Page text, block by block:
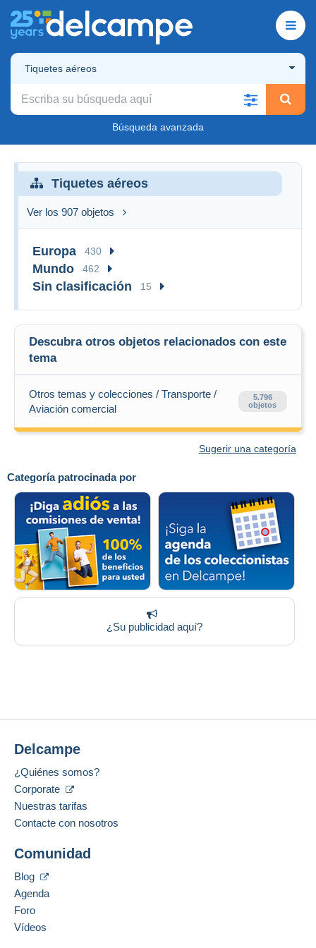
Tiquetes aéreos
Búsqueda avanzada
Categoría patrocinada por
¿Su publicidad aquí?
Tiquetes aéreos
Ver los 907 objetos
Europa 430
Mundo 462
Sin clasificación 15
Descubra otros objetos relacionados con este
tema
Otros temas y colecciones / Transporte /
Aviación comercial
5.796
objetos
Sugerir una categoría
Delcampe
¿Quiénes somos?
Corporate
Nuestras tarifas
Contacte con nosotros
Comunidad
Blog
Agenda
Foro
Vídeos